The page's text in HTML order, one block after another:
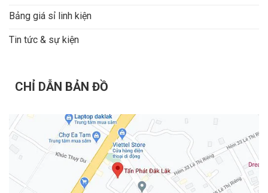
Bảng giá sỉ linh kiện
Tin tức & sự kiện
CHỈ DẪN BẢN ĐỒ